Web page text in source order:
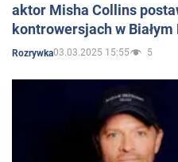
aktor Misha Collins
kontrowersjach w Białym
Rozrywka03.03.2025 15:55 5